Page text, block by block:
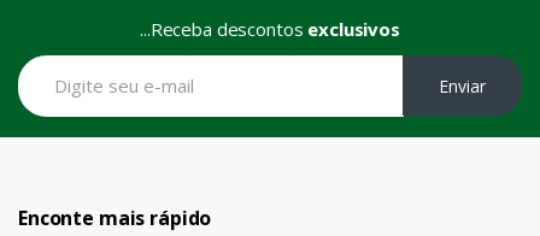
...Receba descontos exclusivos
Enviar
Enconte mais rápido